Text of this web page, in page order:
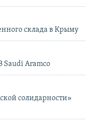
склада в Крыму
Saudi Aramco
солидарности»